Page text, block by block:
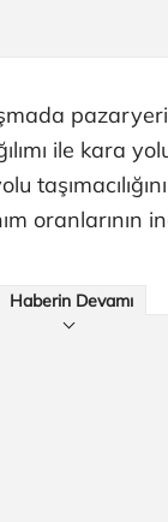
ile kara
oranlarının
Haberin Devamı